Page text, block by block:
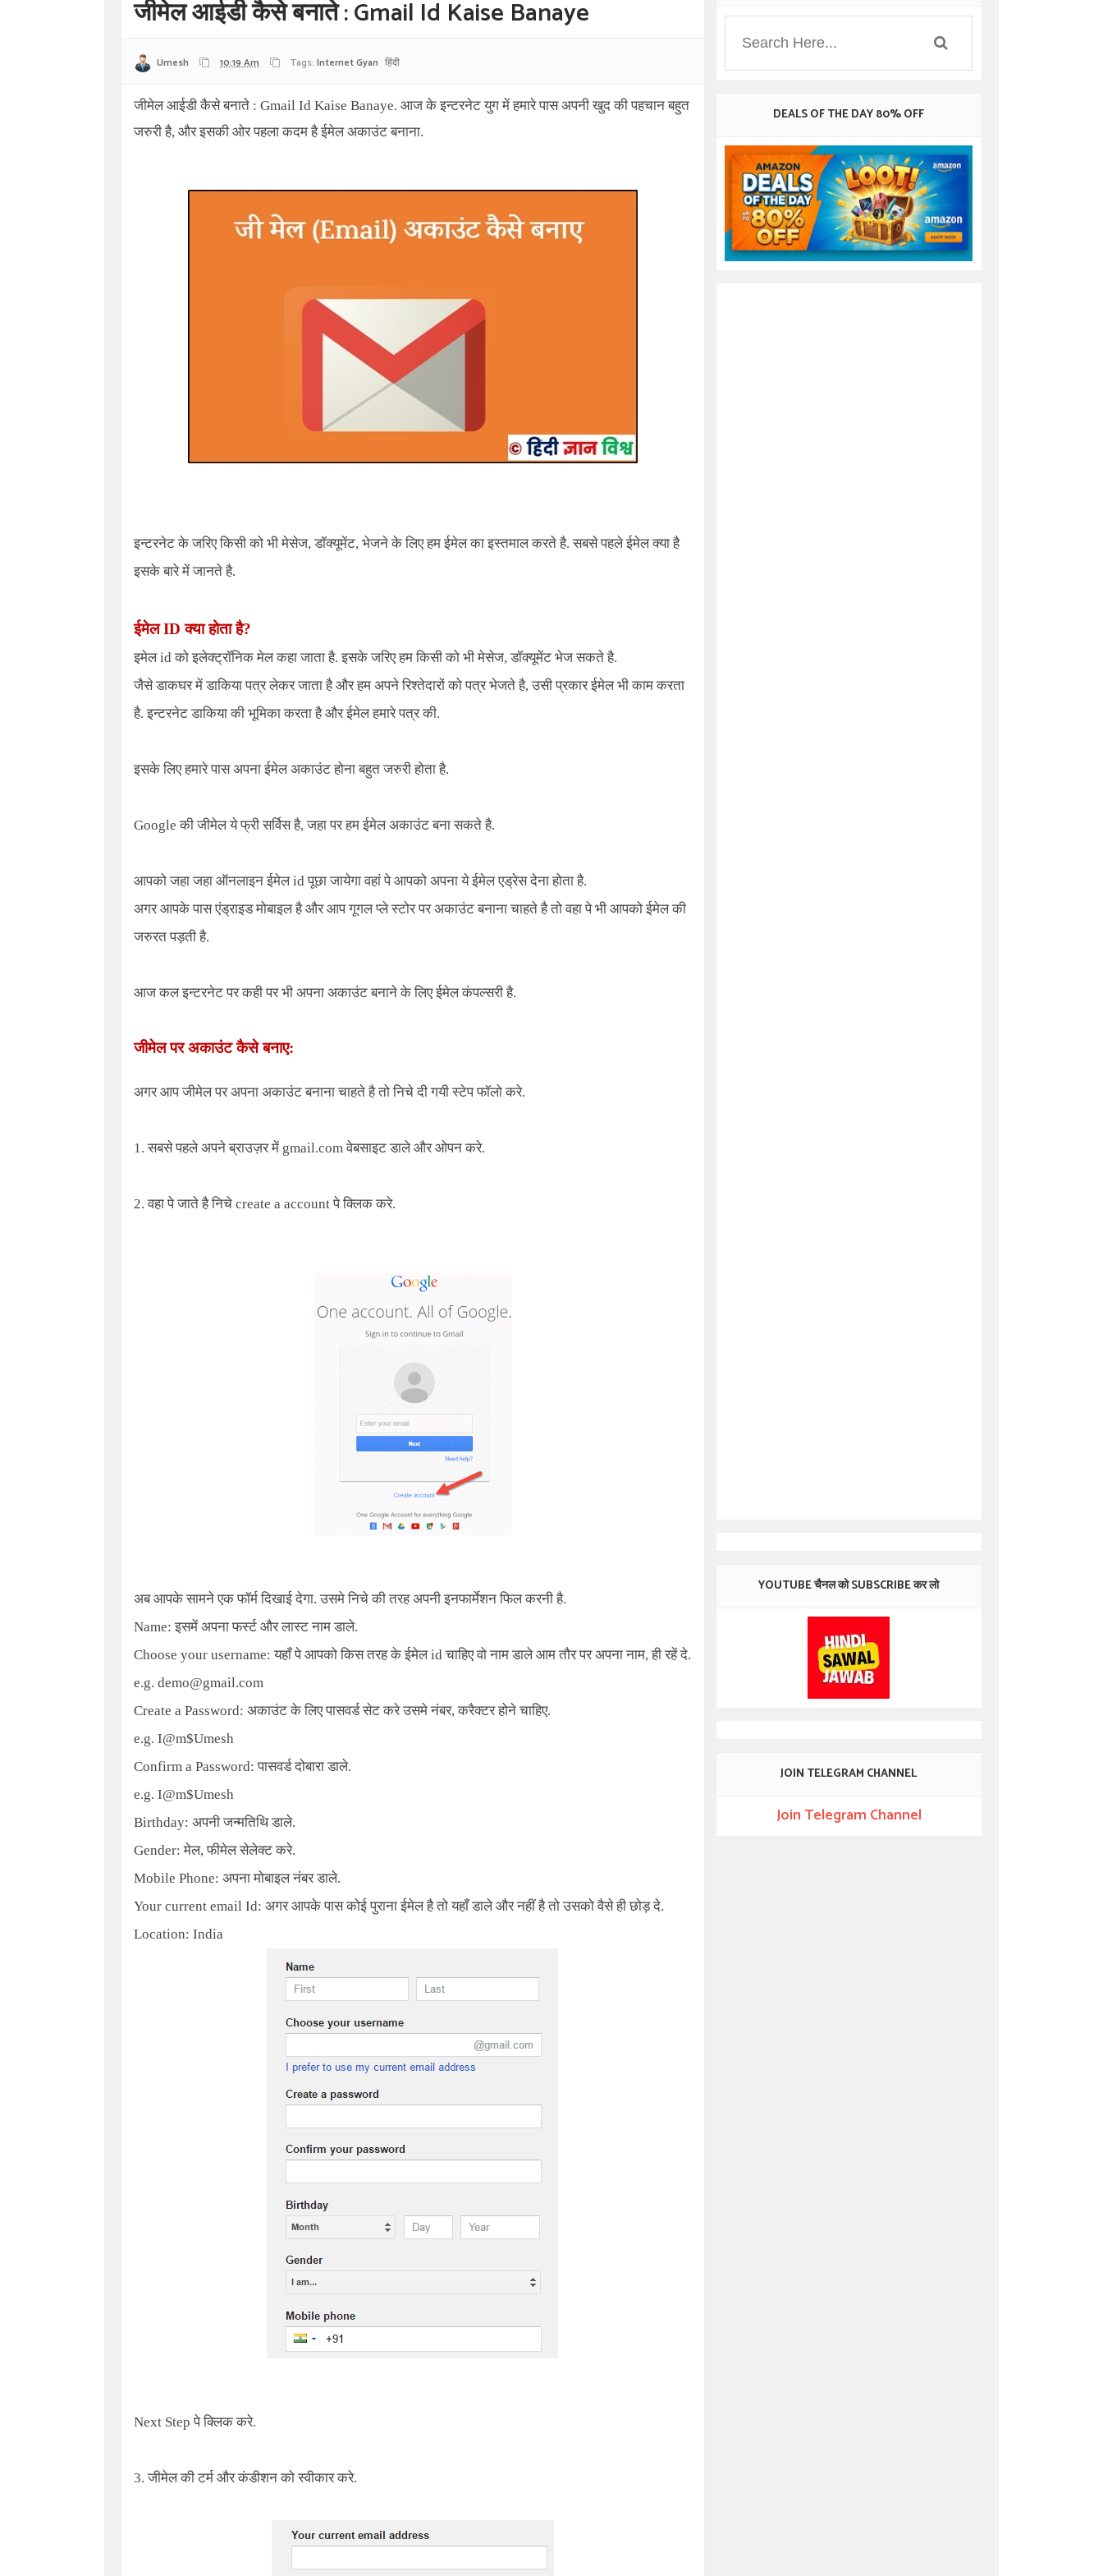
जीमेल आईडी कैसे बनाते : Gmail Id Kaise Banaye
Umesh 10:19 Am Tags: Internet Gyan हिंदी
जीमेल आईडी कैसे बनाते : Gmail Id Kaise Banaye. आज के इन्टरनेट युग में हमारे पास अपनी खुद की पहचान बहुत
जरुरी है, और इसकी ओर पहला कदम है ईमेल अकाउंट बनाना.
इन्टरनेट के जरिए किसी को भी मेसेज, डॉक्यूमेंट, भेजने के लिए हम ईमेल का इस्तमाल करते है. सबसे पहले ईमेल क्या है
इसके बारे में जानते है.
ईमेल ID क्या होता है?
इमेल id को इलेक्ट्रॉनिक मेल कहा जाता है. इसके जरिए हम किसी को भी मेसेज, डॉक्यूमेंट भेज सकते है.
जैसे डाकघर में डाकिया पत्र लेकर जाता है और हम अपने रिश्तेदारों को पत्र भेजते है, उसी प्रकार ईमेल भी काम करता
है. इन्टरनेट डाकिया की भूमिका करता है और ईमेल हमारे पत्र की.
इसके लिए हमारे पास अपना ईमेल अकाउंट होना बहुत जरुरी होता है.
Google की जीमेल ये फ्री सर्विस है, जहा पर हम ईमेल अकाउंट बना सकते है.
आपको जहा जहा ऑनलाइन ईमेल id पूछा जायेगा वहां पे आपको अपना ये ईमेल एड्रेस देना होता है.
अगर आपके पास एंड्राइड मोबाइल है और आप गूगल प्ले स्टोर पर अकाउंट बनाना चाहते है तो वहा पे भी आपको ईमेल की
जरुरत पड़ती है.
आज कल इन्टरनेट पर कही पर भी अपना अकाउंट बनाने के लिए ईमेल कंपल्सरी है.
जीमेल पर अकाउंट कैसे बनाए:
अगर आप जीमेल पर अपना अकाउंट बनाना चाहते है तो निचे दी गयी स्टेप फॉलो करे.
1. सबसे पहले अपने ब्राउज़र में gmail.com वेबसाइट डाले और ओपन करे.
2. वहा पे जाते है निचे create a account पे क्लिक करे.
अब आपके सामने एक फॉर्म दिखाई देगा. उसमे निचे की तरह अपनी इनफार्मेशन फिल करनी है.
Name: इसमें अपना फर्स्ट और लास्ट नाम डाले.
Choose your username:यहाँ पे आपको किस तरह के ईमेल id चाहिए वो नाम डाले आम तौर पर अपना नाम, ही रहें दे.
e.g. demo@gmail.com
Create a Password: अकाउंट के लिए पासवर्ड सेट करे उसमे नंबर, करैक्टर होने चाहिए.
e.g. I@m$Umesh
Confirm a Password:पासवर्ड दोबारा डाले.
e.g. I@m$Umesh
Birthday: अपनी जन्मतिथि डाले.
Gender: मेल, फीमेल सेलेक्ट करे.
Mobile Phone: अपना मोबाइल नंबर डाले.
Your current email Id: अगर आपके पास कोई पुराना ईमेल है तो यहाँ डाले और नहीं है तो उसको वैसे ही छोड़ दे.
Location: India
Next Step पे क्लिक करे.
3. जीमेल की टर्म और कंडीशन को स्वीकार करे.
DEALS OF THE DAY 80% OFF
YOUTUBE चैनल को SUBSCRIBE कर लो
JOIN TELEGRAM CHANNEL
Join Telegram Channel